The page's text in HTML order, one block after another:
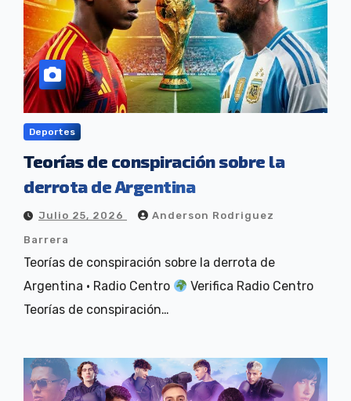
Deportes
Teorías de conspiración sobre la
derrota de Argentina
Julio 25, 2026 Anderson Rodriguez
Barrera
Teorías de conspiración sobre la derrota de
Argentina · Radio Centro
Verifica Radio Centro
Teorías de conspiración…